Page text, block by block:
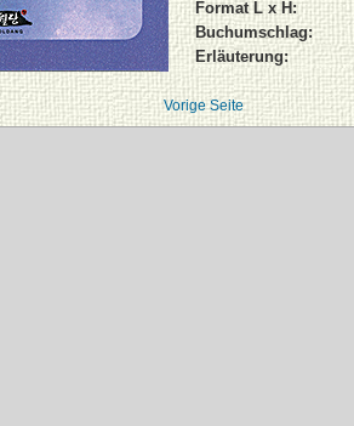
Format L x H:
Buchumschlag:
Erläuterung:
Vorige Seite